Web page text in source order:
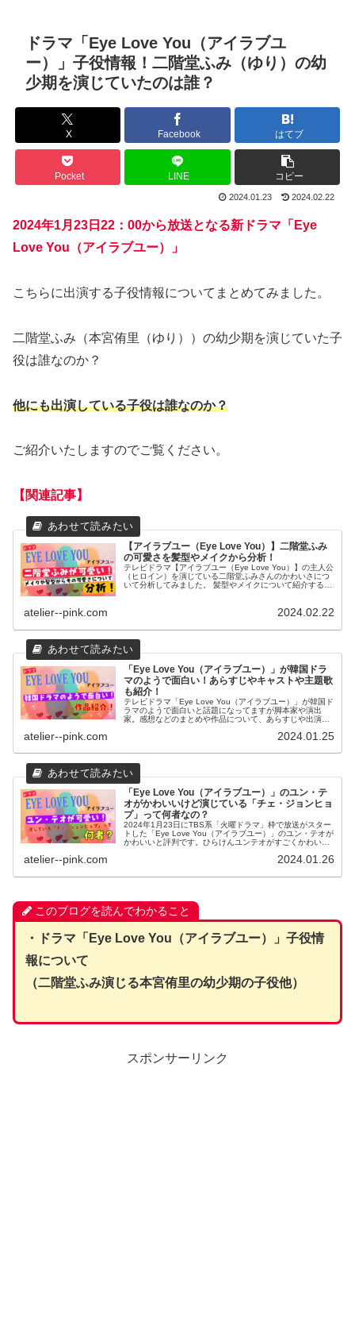
ドラマ「Eye Love You（アイラブユ
ー）」子役情報！二階堂ふみ（ゆり）の幼
少期を演じていたのは誰？
X Facebook はてブ
Pocket LINE コピー
2024.01.23 2024.02.22
2024年1月23日22：00から放送となる新ドラマ「Eye
Love You（アイラブユー）」
こちらに出演する子役情報についてまとめてみました。
二階堂ふみ（本宮侑里（ゆり））の幼少期を演じていた子
役は誰なのか？
他にも出演している子役は誰なのか？
ご紹介いたしますのでご覧ください。
【関連記事】
【アイラブユー（Eye Love You）】二階堂ふみ
の可愛さを髪型やメイクから分析！
テレビドラマ【アイラブユー（Eye Love You）】の主人公
（ヒロイン）を演じている二階堂ふみさんのかわいさにつ
いて分析してみました。 髪型やメイクについて紹介すると
atelier--pink.com 2024.02.22
「Eye Love You（アイラブユー）」が韓国ドラ
マのようで面白い！あらすじやキャストや主題歌
も紹介！
テレビドラマ「Eye Love You（アイラブユー）」が韓国ド
ラマのようで面白いと話題になってますが脚本家や演出
家。感想などのまとめや作品について、あらすじや出演
atelier--pink.com 2024.01.25
「Eye Love You（アイラブユー）」のユン・テ
オがかわいいけど演じている「チェ・ジョンヒョ
プ」って何者なの？
2024年1月23日にTBS系「火曜ドラマ」枠で放送がスター
トした「Eye Love You（アイラブユー）」のユン・テオが
かわいいと評判です。ひらけんユンテオがすごくかわいか
atelier--pink.com 2024.01.26
このブログを読んでわかること
・ドラマ「Eye Love You（アイラブユー）」子役情
報について
（二階堂ふみ演じる本宮侑里の幼少期の子役他）
スポンサーリンク